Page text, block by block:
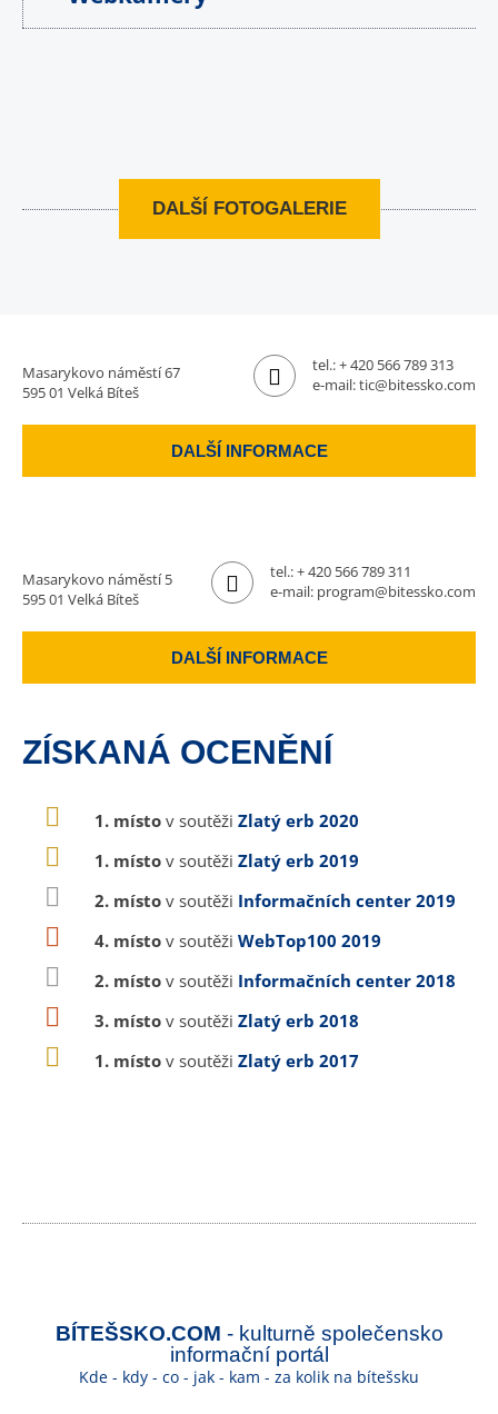
DALŠÍ FOTOGALERIE
Masarykovo náměstí 67
595 01 Velká Bíteš
tel.:+ 420 566 789 313
e-mail:tic@bitessko.com
DALŠÍ INFORMACE
Masarykovo náměstí 5
595 01 Velká Bíteš
tel.:+ 420 566 789 311
e-mail: program@bitessko.com
DALŠÍ INFORMACE
ZÍSKANÁ OCENĚNÍ
1. místo v soutěži Zlatý erb 2020
1. místo v soutěži Zlatý erb 2019
2. místo v soutěži Informačních center 2019
4. místo v soutěži WebTop100 2019
2. místo v soutěži Informačních center 2018
3. místo v soutěži Zlatý erb 2018
1. místo v soutěži Zlatý erb 2017
BÍTEŠSKO.COM - kulturně společensko
informační portál
Kde - kdy - co - jak - kam - za kolik na bítešsku